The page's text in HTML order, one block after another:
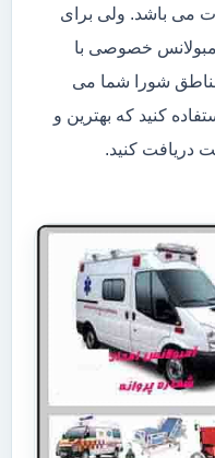
می باشد. ولی برای
خصوصی با
شورا شما می
کنید که بهترین و
دریافت کنید.